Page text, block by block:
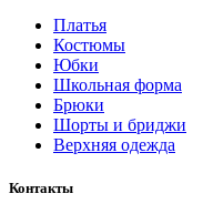
Платья
Костюмы
Юбки
Школьная форма
Брюки
Шорты и бриджи
Верхняя одежда
Контакты